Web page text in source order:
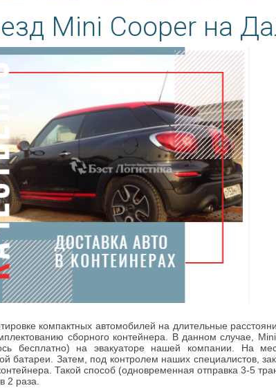
Mini Cooper на
компактных автомобилей на длительные
сборного контейнера. В данном случае,
бесплатно) на эвакуаторе нашей компании. На
батареи. Затем, под контролем наших специалистов,
Такой способ (одновременная отправка 3-5
2 раза.